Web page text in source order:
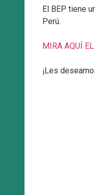
El BEP tiene
Perú.
MIRA AQUÍ
¡Les